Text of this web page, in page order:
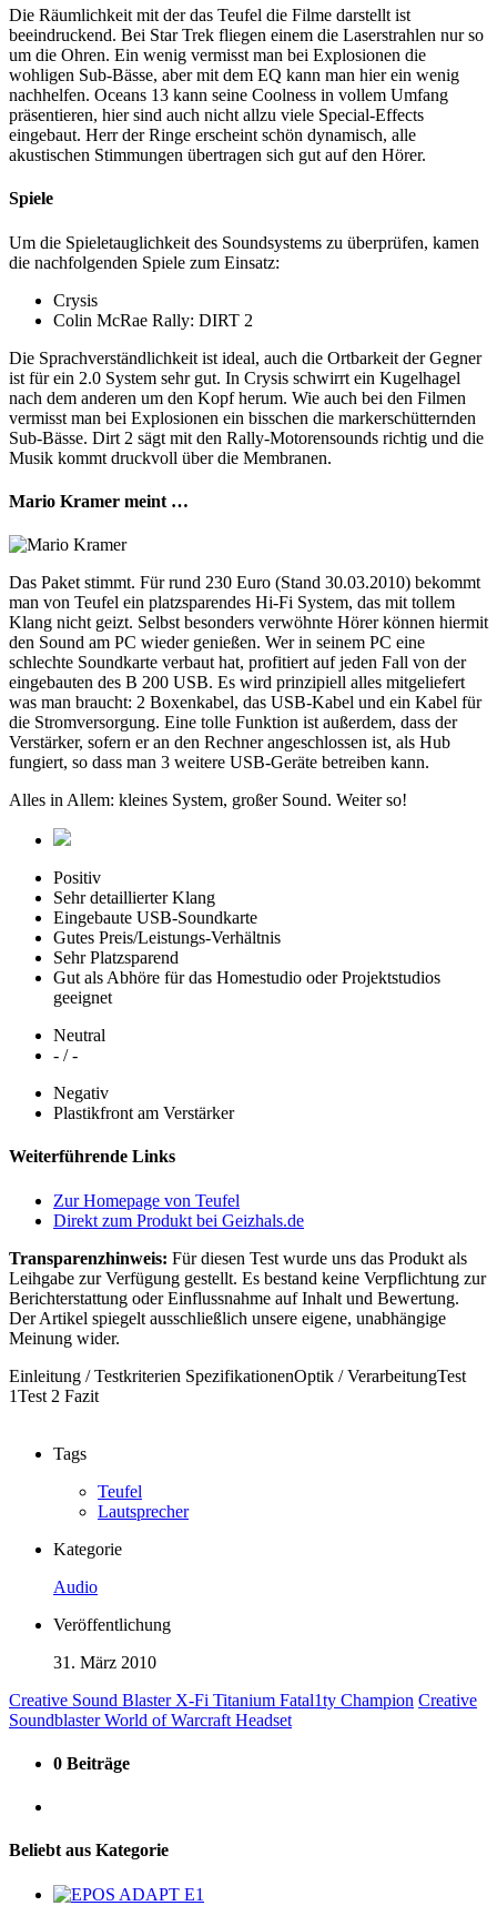
Die Räumlichkeit mit der das Teufel die Filme darstellt ist
beeindruckend. Bei Star Trek fliegen einem die Laserstrahlen nur so
um die Ohren. Ein wenig vermisst man bei Explosionen die
wohligen Sub-Bässe, aber mit dem EQ kann man hier ein wenig
nachhelfen. Oceans 13 kann seine Coolness in vollem Umfang
präsentieren, hier sind auch nicht allzu viele Special-Effects
eingebaut. Herr der Ringe erscheint schön dynamisch, alle
akustischen Stimmungen übertragen sich gut auf den Hörer.
Spiele
Um die Spieletauglichkeit des Soundsystems zu überprüfen, kamen
die nachfolgenden Spiele zum Einsatz:
Crysis
Colin McRae Rally: DIRT 2
Die Sprachverständlichkeit ist ideal, auch die Ortbarkeit der Gegner
ist für ein 2.0 System sehr gut. In Crysis schwirrt ein Kugelhagel
nach dem anderen um den Kopf herum. Wie auch bei den Filmen
vermisst man bei Explosionen ein bisschen die markerschütternden
Sub-Bässe. Dirt 2 sägt mit den Rally-Motorensounds richtig und die
Musik kommt druckvoll über die Membranen.
Mario Kramer meint …
Das Paket stimmt. Für rund 230 Euro (Stand 30.03.2010) bekommt
man von Teufel ein platzsparendes Hi-Fi System, das mit tollem
Klang nicht geizt. Selbst besonders verwöhnte Hörer können hiermit
den Sound am PC wieder genießen. Wer in seinem PC eine
schlechte Soundkarte verbaut hat, profitiert auf jeden Fall von der
eingebauten des B 200 USB. Es wird prinzipiell alles mitgeliefert
was man braucht: 2 Boxenkabel, das USB-Kabel und ein Kabel für
die Stromversorgung. Eine tolle Funktion ist außerdem, dass der
Verstärker, sofern er an den Rechner angeschlossen ist, als Hub
fungiert, so dass man 3 weitere USB-Geräte betreiben kann.
Alles in Allem: kleines System, großer Sound. Weiter so!
Positiv
Sehr detaillierter Klang
Eingebaute USB-Soundkarte
Gutes Preis/Leistungs-Verhältnis
Sehr Platzsparend
Gut als Abhöre für das Homestudio oder Projektstudios
geeignet
Neutral
- / -
Negativ
Plastikfront am Verstärker
Weiterführende Links
Zur Homepage von Teufel
Direkt zum Produkt bei Geizhals.de
Transparenzhinweis: Für diesen Test wurde uns das Produkt als
Leihgabe zur Verfügung gestellt. Es bestand keine Verpflichtung zur
Berichterstattung oder Einflussnahme auf Inhalt und Bewertung.
Der Artikel spiegelt ausschließlich unsere eigene, unabhängige
Meinung wider.
Einleitung / Testkriterien SpezifikationenOptik / VerarbeitungTest
1Test 2 Fazit
Tags
Teufel
Lautsprecher
Kategorie
Audio
Veröffentlichung
31. März 2010
Creative Sound Blaster X-Fi Titanium Fatal1ty Champion Creative
Soundblaster World of Warcraft Headset
0 Beiträge
Beliebt aus Kategorie